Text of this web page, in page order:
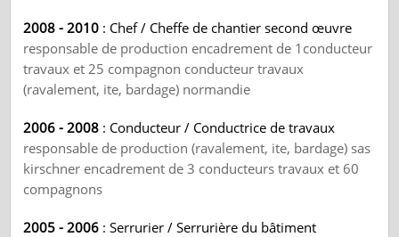
2008 - 2010 : Chef / Cheffe de chantier second œuvre
responsable de production encadrement de 1conducteur
travaux et 25 compagnon conducteur travaux
(ravalement, ite, bardage) normandie
2006 - 2008 : Conducteur / Conductrice de travaux
responsable de production (ravalement, ite, bardage) sas
kirschner encadrement de 3 conducteurs travaux et 60
compagnons
2005 - 2006 : Serrurier / Serrurière du bâtiment